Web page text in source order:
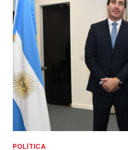
POLÍTICA